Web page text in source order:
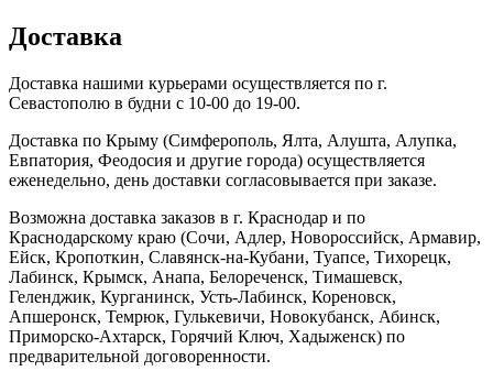
Доставка
Доставка нашими курьерами осуществляется по г.
Севастополю в будни с 10-00 до 19-00.
Доставка по Крыму (Симферополь, Ялта, Алушта, Алупка,
Евпатория, Феодосия и другие города) осуществляется
еженедельно, день доставки согласовывается при заказе.
Возможна доставка заказов в г. Краснодар и по
Краснодарскому краю (Сочи, Адлер, Новороссийск, Армавир,
Ейск, Кропоткин, Славянск-на-Кубани, Туапсе, Тихорецк,
Лабинск, Крымск, Анапа, Белореченск, Тимашевск,
Геленджик, Курганинск, Усть-Лабинск, Кореновск,
Апшеронск, Темрюк, Гулькевичи, Новокубанск, Абинск,
Приморско-Ахтарск, Горячий Ключ, Хадыженск) по
предварительной договоренности.